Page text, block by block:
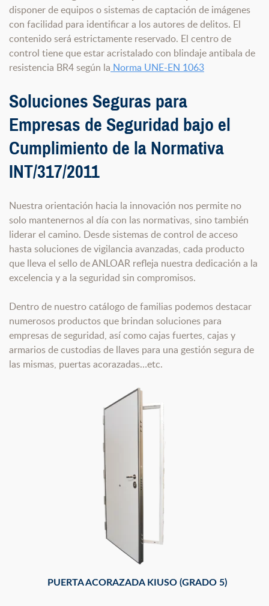
disponer de equipos o sistemas de captación de imágenes
con facilidad para identificar a los autores de delitos. El
contenido será estrictamente reservado. El centro de
control tiene que estar acristalado con blindaje antibala de
resistencia BR4 según la Norma UNE-EN 1063
Soluciones Seguras para
Empresas de Seguridad bajo el
Cumplimiento de la Normativa
INT/317/2011
Nuestra orientación hacia la innovación nos permite no
solo mantenernos al día con las normativas, sino también
liderar el camino. Desde sistemas de control de acceso
hasta soluciones de vigilancia avanzadas, cada producto
que lleva el sello de ANLOAR refleja nuestra dedicación a la
excelencia y a la seguridad sin compromisos.
Dentro de nuestro catálogo de familias podemos destacar
numerosos productos que brindan soluciones para
empresas de seguridad, así como cajas fuertes, cajas y
armarios de custodias de llaves para una gestión segura de
las mismas, puertas acorazadas…etc.
PUERTA ACORAZADA KIUSO (GRADO 5)